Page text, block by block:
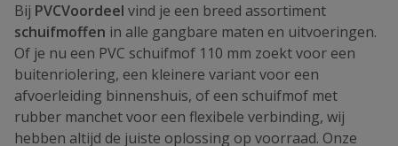
Bij PVCVoordeel vind je een breed assortiment
schuifmoffen in alle gangbare maten en uitvoeringen.
Of je nu een PVC schuifmof 110 mm zoekt voor een
buitenriolering, een kleinere variant voor een
afvoerleiding binnenshuis, of een schuifmof met
rubber manchet voor een flexibele verbinding, wij
hebben altijd de juiste oplossing op voorraad. Onze